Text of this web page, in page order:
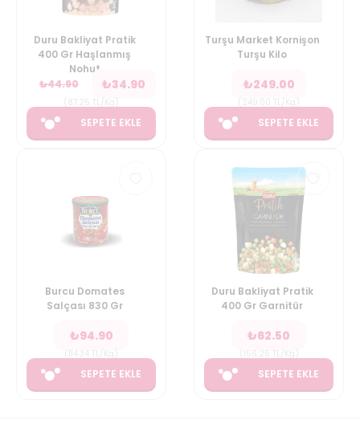
Duru Bakliyat Pratik
400 Gr Haşlanmış
Nohut
₺44.90 ₺34.90
SEPETE EKLE
Turşu Market Kornişon
Turşu Kilo
₺249.00
SEPETE EKLE
Burcu Domates
Salçası 830 Gr
₺94.90
SEPETE EKLE
Duru Bakliyat Pratik
400 Gr Garnitür
₺62.50
SEPETE EKLE